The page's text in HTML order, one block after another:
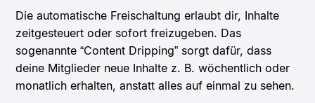
Die automatische Freischaltung erlaubt dir, Inhalte
zeitgesteuert oder sofort freizugeben. Das
sogenannte “Content Dripping” sorgt dafür, dass
deine Mitglieder neue Inhalte z. B. wöchentlich oder
monatlich erhalten, anstatt alles auf einmal zu sehen.